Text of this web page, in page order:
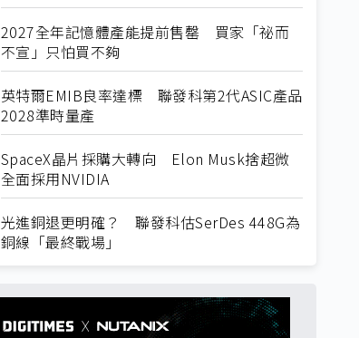
2027全年記憶體產能提前售罄 買家「祕而
不宣」只怕買不夠
英特爾EMIB良率達標 聯發科第2代ASIC產品
2028準時量產
SpaceX晶片採購大轉向 Elon Musk捨超微
全面採用NVIDIA
光進銅退更明確？ 聯發科估SerDes 448G為
銅線「最終戰場」